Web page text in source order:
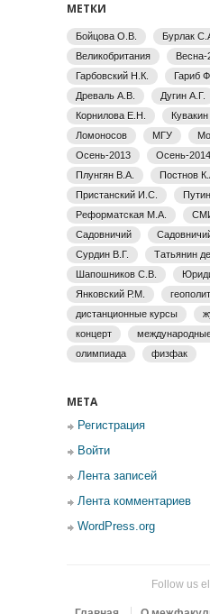
МЕТКИ
Бойцова О.В. Бурлак
Великобритания
Весна-
Гарбовский Н.К.
Гариб
Древаль А.В.
Дугин А.Г.
Корнилова Е.Н.
Кувакин
Ломоносов
МГУ
Осень-2013
Осень-2014
Плунгян В.А.
Постнов
Пристанский И.С.
Реформатская М.А.
Садовничий
Сурдин В.Г.
Татьянин
Шапошников С.В.
Янковский Р.М.
дистанционные курсы
концерт
олимпиада
физфак
МЕТА
Регистрация
Войти
Лента записей
Лента комментариев
WordPress.org
Follow us